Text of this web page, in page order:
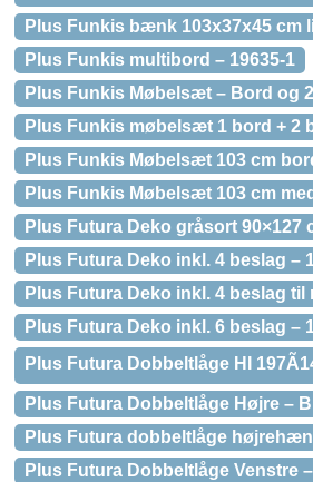
Plus Funkis bænk 103x37x45
Plus Funkis multibord – 19635-1
Plus Funkis Møbelsæt – Bord og
Plus Funkis møbelsæt 1 bord + 2
Plus Funkis Møbelsæt 103 cm
Plus Funkis Møbelsæt 103 cm
Plus Futura Deko gråsort 90×127
Plus Futura Deko inkl. 4 beslag –
Plus Futura Deko inkl. 4 beslag
Plus Futura Deko inkl. 6 beslag –
Plus Futura Dobbeltlåge HI
Plus Futura Dobbeltlåge Højre –
Plus Futura dobbeltlåge
Plus Futura Dobbeltlåge Venstre